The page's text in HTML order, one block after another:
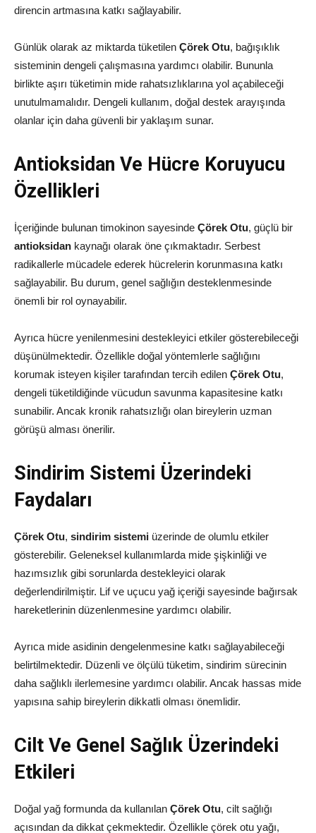
direncin artmasına katkı sağlayabilir.
Günlük olarak az miktarda tüketilen Çörek Otu, bağışıklık
sisteminin dengeli çalışmasına yardımcı olabilir. Bununla
birlikte aşırı tüketimin mide rahatsızlıklarına yol açabileceği
unutulmamalıdır. Dengeli kullanım, doğal destek arayışında
olanlar için daha güvenli bir yaklaşım sunar.
Antioksidan Ve Hücre Koruyucu
Özellikleri
İçeriğinde bulunan timokinon sayesinde Çörek Otu, güçlü bir
antioksidan kaynağı olarak öne çıkmaktadır. Serbest
radikallerle mücadele ederek hücrelerin korunmasına katkı
sağlayabilir. Bu durum, genel sağlığın desteklenmesinde
önemli bir rol oynayabilir.
Ayrıca hücre yenilenmesini destekleyici etkiler gösterebileceği
düşünülmektedir. Özellikle doğal yöntemlerle sağlığını
korumak isteyen kişiler tarafından tercih edilen Çörek Otu,
dengeli tüketildiğinde vücudun savunma kapasitesine katkı
sunabilir. Ancak kronik rahatsızlığı olan bireylerin uzman
görüşü alması önerilir.
Sindirim Sistemi Üzerindeki
Faydaları
Çörek Otu, sindirim sistemi üzerinde de olumlu etkiler
gösterebilir. Geleneksel kullanımlarda mide şişkinliği ve
hazımsızlık gibi sorunlarda destekleyici olarak
değerlendirilmiştir. Lif ve uçucu yağ içeriği sayesinde bağırsak
hareketlerinin düzenlenmesine yardımcı olabilir.
Ayrıca mide asidinin dengelenmesine katkı sağlayabileceği
belirtilmektedir. Düzenli ve ölçülü tüketim, sindirim sürecinin
daha sağlıklı ilerlemesine yardımcı olabilir. Ancak hassas mide
yapısına sahip bireylerin dikkatli olması önemlidir.
Cilt Ve Genel Sağlık Üzerindeki
Etkileri
Doğal yağ formunda da kullanılan Çörek Otu, cilt sağlığı
açısından da dikkat çekmektedir. Özellikle çörek otu yağı,